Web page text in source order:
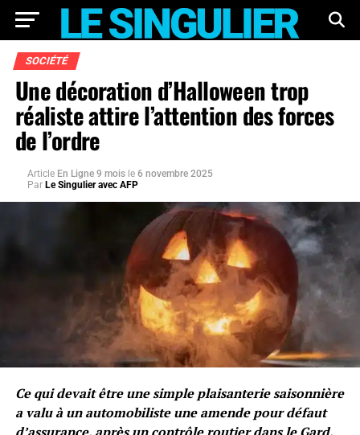
SOCIÉTÉ
Une décoration d’Halloween trop
réaliste attire l’attention des forces
de l’ordre
Article En Ligne 9 mois le 6 novembre 2025
Par Le Singulier avec AFP
Ce qui devait être une simple plaisanterie saisonnière
a valu à un automobiliste une amende pour défaut